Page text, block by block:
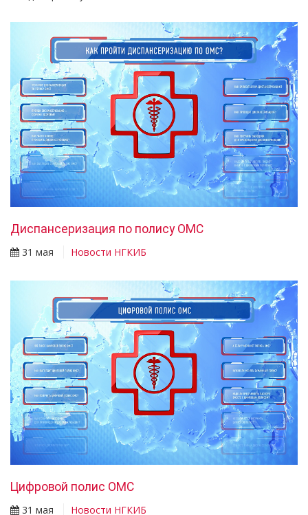
Диспансеризация по полису ОМС
31 мая Новости НГКИБ
Цифровой полис ОМС
31 мая Новости НГКИБ